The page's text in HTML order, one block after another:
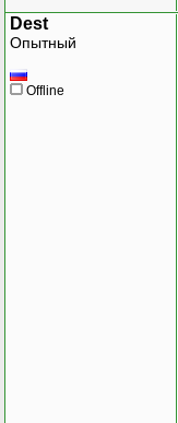
Dest
Опытный
Offline